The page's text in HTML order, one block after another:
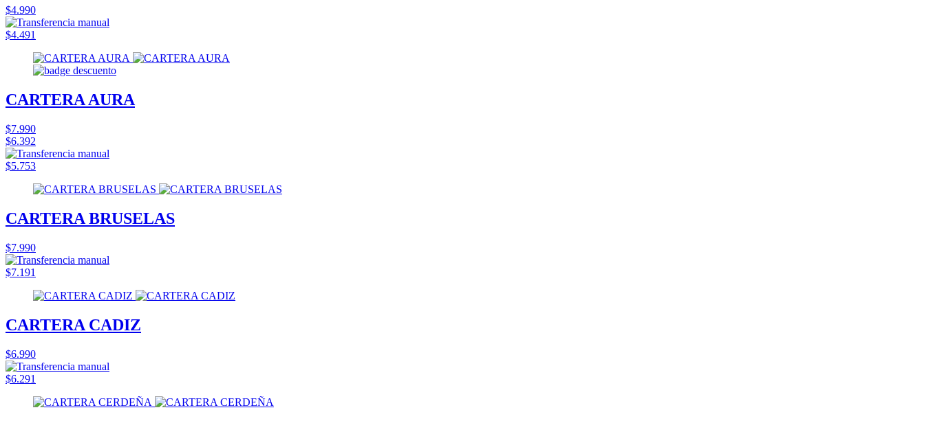
$4.990
$4.491
CARTERA AURA
$7.990
$6.392
$5.753
CARTERA BRUSELAS
$7.990
$7.191
CARTERA CADIZ
$6.990
$6.291